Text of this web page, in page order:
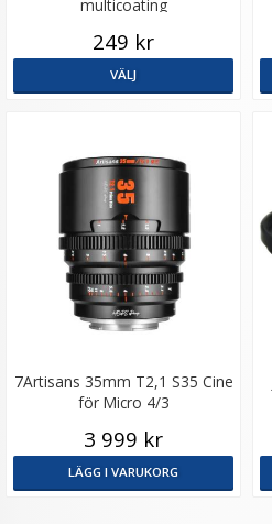
multicoating
249 kr
VÄLJ
7Artisans 35mm T2,1 S35 Cine
för Micro 4/3
3 999 kr
LÄGG I VARUKORG